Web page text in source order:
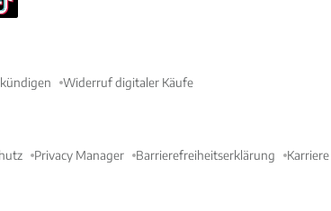
Widerruf digitaler Käufe
Privacy Manager Barrierefreiheitserklärung Karriere